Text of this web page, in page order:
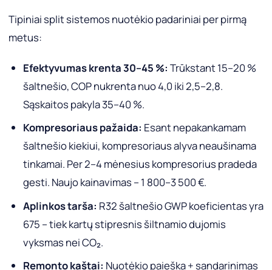
Tipiniai split sistemos nuotėkio padariniai per pirmą
metus:
Efektyvumas krenta 30–45 %: Trūkstant 15–20 %
šaltnešio, COP nukrenta nuo 4,0 iki 2,5–2,8.
Sąskaitos pakyla 35–40 %.
Kompresoriaus pažaida: Esant nepakankamam
šaltnešio kiekiui, kompresoriaus alyva neaušinama
tinkamai. Per 2–4 mėnesius kompresorius pradeda
gesti. Naujo kainavimas – 1 800–3 500 €.
Aplinkos tarša: R32 šaltnešio GWP koeficientas yra
675 – tiek kartų stipresnis šiltnamio dujomis
vyksmas nei CO₂.
Remonto kaštai: Nuotėkio paieška + sandarinimas